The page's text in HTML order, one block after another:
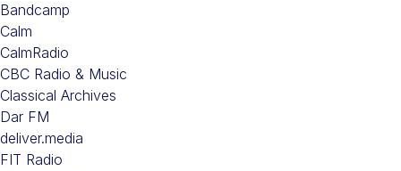
Bandcamp
Calm
CalmRadio
CBC Radio & Music
Classical Archives
Dar FM
deliver.media
FIT Radio